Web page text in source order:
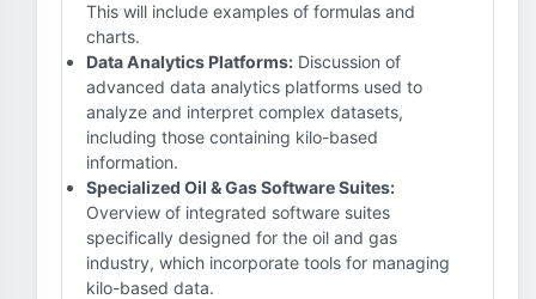
This will include examples of formulas and
charts.
Data Analytics Platforms: Discussion of
advanced data analytics platforms used to
analyze and interpret complex datasets,
including those containing kilo-based
information.
Specialized Oil & Gas Software Suites:
Overview of integrated software suites
specifically designed for the oil and gas
industry, which incorporate tools for managing
kilo-based data.